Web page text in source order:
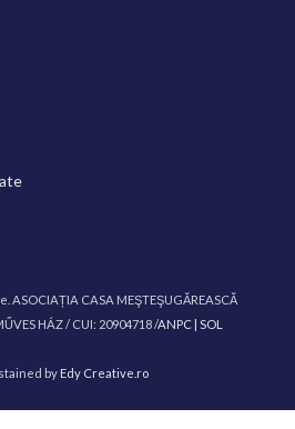
CASA MEŞTEŞUGĂREASCĂ
HÁZ / CUI: 20904718 /ANPC | SOL
by Edy Creative.ro